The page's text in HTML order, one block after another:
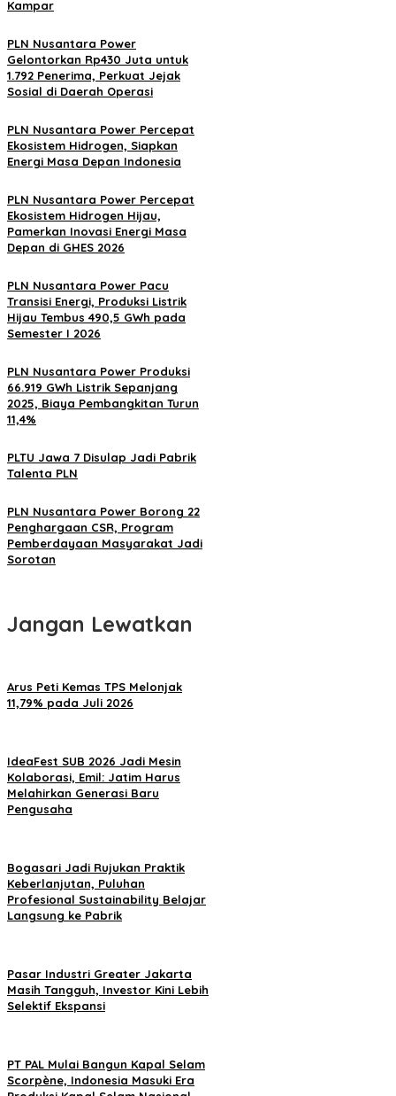
Kampar
PLN Nusantara Power
Gelontorkan Rp430 Juta untuk
1.792 Penerima, Perkuat Jejak
Sosial di Daerah Operasi
PLN Nusantara Power Percepat
Ekosistem Hidrogen, Siapkan
Energi Masa Depan Indonesia
PLN Nusantara Power Percepat
Ekosistem Hidrogen Hijau,
Pamerkan Inovasi Energi Masa
Depan di GHES 2026
PLN Nusantara Power Pacu
Transisi Energi, Produksi Listrik
Hijau Tembus 490,5 GWh pada
Semester I 2026
PLN Nusantara Power Produksi
66.919 GWh Listrik Sepanjang
2025, Biaya Pembangkitan Turun
11,4%
PLTU Jawa 7 Disulap Jadi Pabrik
Talenta PLN
PLN Nusantara Power Borong 22
Penghargaan CSR, Program
Pemberdayaan Masyarakat Jadi
Sorotan
Jangan Lewatkan
Arus Peti Kemas TPS Melonjak
11,79% pada Juli 2026
IdeaFest SUB 2026 Jadi Mesin
Kolaborasi, Emil: Jatim Harus
Melahirkan Generasi Baru
Pengusaha
Bogasari Jadi Rujukan Praktik
Keberlanjutan, Puluhan
Profesional Sustainability Belajar
Langsung ke Pabrik
Pasar Industri Greater Jakarta
Masih Tangguh, Investor Kini Lebih
Selektif Ekspansi
PT PAL Mulai Bangun Kapal Selam
Scorpène, Indonesia Masuki Era